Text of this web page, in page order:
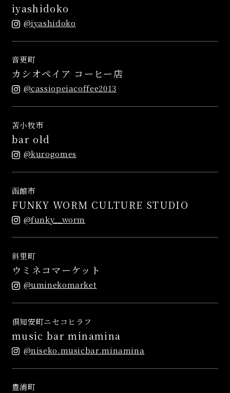
iyashidoko
@iyashidoko
音更町
カシオペイア コーヒー店
@cassiopeiacoffee2013
苫小牧市
bar old
@kurogomes
函館市
FUNKY WORM CULTURE STUDIO
@funky__worm
斜里町
ウミネコマーケット
@uminekomarket
倶知安町ニセコヒラフ
music bar minamina
@niseko.musicbar.minamina
豊浦町